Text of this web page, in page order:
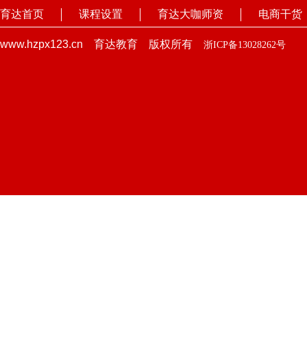
育达首页
课程设置 育达大咖师资 电商干货
www.hzpx123.cn 育达教育 版权所有 浙ICP备13028262号